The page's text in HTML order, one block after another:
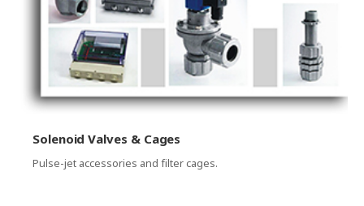
Solenoid Valves & Cages
Pulse-jet accessories and filter cages.